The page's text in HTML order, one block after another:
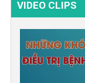
VIDEO CLIPS